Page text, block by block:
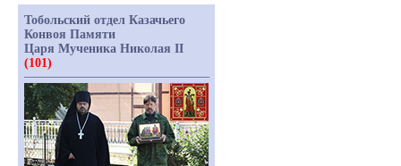
Тобольский отдел Казачьего
Конвоя Памяти
Царя Мученика Николая II
(101)